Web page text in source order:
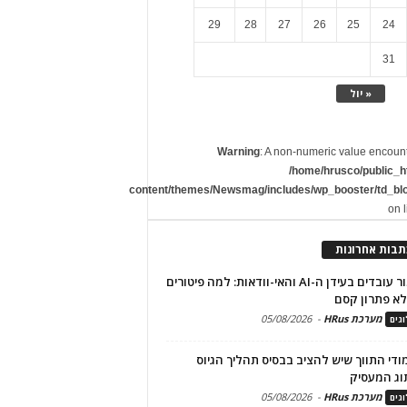
« יול
24
25
26
27
28
29
31
Warning: A non-numeric value
/home/hrusco/
content/themes/Newsmag/includes/wp_booster/
on
אחרונות
שימור עובדים בעידן ה-AI והאי-וודאות: למה פיטורים
פתרון קסם
מערכת HRus -
05/08/2026
התווך שיש להציב בבסיס תהליך הגיוס
המעסיק
מערכת HRus -
05/08/2026